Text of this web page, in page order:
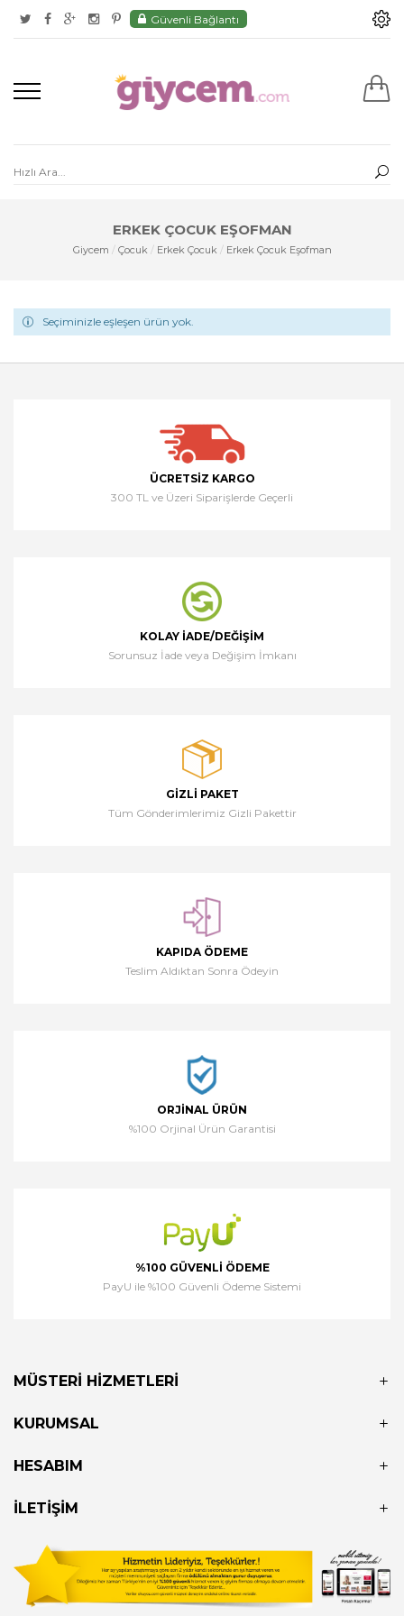
Güvenli Bağlantı
ERKEK ÇOCUK EŞOFMAN
Giycem / Çocuk / Erkek Çocuk / Erkek Çocuk Eşofman
Seçiminizle eşleşen ürün yok.
ÜCRETSIZ KARGO
300 TL ve Üzeri Siparişlerde Geçerli
KOLAY İADE/DEĞIŞIM
Sorunsuz İade veya Değişim İmkanı
GIZLI PAKET
Tüm Gönderimlerimiz Gizli Pakettir
KAPIDA ÖDEME
Teslim Aldıktan Sonra Ödeyin
ORJINAL ÜRÜN
%100 Orjinal Ürün Garantisi
%100 GÜVENLI ÖDEME
PayU ile %100 Güvenli Ödeme Sistemi
MÜSTERI HIZMETLERI
KURUMSAL
HESABIM
İLETIŞIM